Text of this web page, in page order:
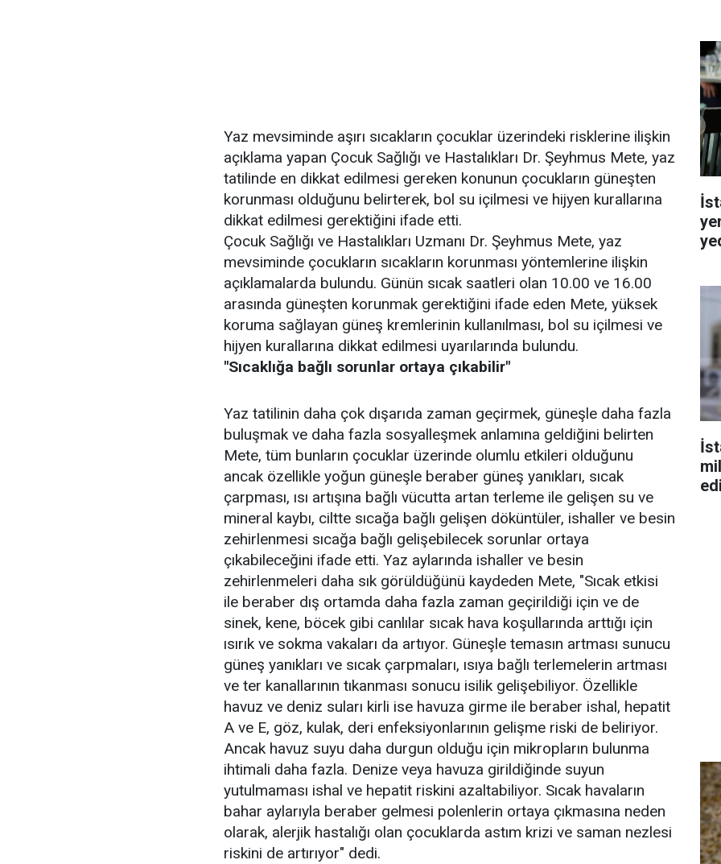
Yaz mevsiminde aşırı sıcakların çocuklar üzerindeki risklerine ilişkin
açıklama yapan Çocuk Sağlığı ve Hastalıkları Dr. Şeyhmus Mete, yaz
tatilinde en dikkat edilmesi gereken konunun çocukların güneşten
korunması olduğunu belirterek, bol su içilmesi ve hijyen kurallarına
dikkat edilmesi gerektiğini ifade etti.
Çocuk Sağlığı ve Hastalıkları Uzmanı Dr. Şeyhmus Mete, yaz
mevsiminde çocukların sıcakların korunması yöntemlerine ilişkin
açıklamalarda bulundu. Günün sıcak saatleri olan 10.00 ve 16.00
arasında güneşten korunmak gerektiğini ifade eden Mete, yüksek
koruma sağlayan güneş kremlerinin kullanılması, bol su içilmesi ve
hijyen kurallarına dikkat edilmesi uyarılarında bulundu.
"Sıcaklığa bağlı sorunlar ortaya çıkabilir"
Yaz tatilinin daha çok dışarıda zaman geçirmek, güneşle daha fazla
buluşmak ve daha fazla sosyalleşmek anlamına geldiğini belirten
Mete, tüm bunların çocuklar üzerinde olumlu etkileri olduğunu
ancak özellikle yoğun güneşle beraber güneş yanıkları, sıcak
çarpması, ısı artışına bağlı vücutta artan terleme ile gelişen su ve
mineral kaybı, ciltte sıcağa bağlı gelişen döküntüler, ishaller ve besin
zehirlenmesi sıcağa bağlı gelişebilecek sorunlar ortaya
çıkabileceğini ifade etti. Yaz aylarında ishaller ve besin
zehirlenmeleri daha sık görüldüğünü kaydeden Mete, "Sıcak etkisi
ile beraber dış ortamda daha fazla zaman geçirildiği için ve de
sinek, kene, böcek gibi canlılar sıcak hava koşullarında arttığı için
ısırık ve sokma vakaları da artıyor. Güneşle temasın artması sunucu
güneş yanıkları ve sıcak çarpmaları, ısıya bağlı terlemelerin artması
ve ter kanallarının tıkanması sonucu isilik gelişebiliyor. Özellikle
havuz ve deniz suları kirli ise havuza girme ile beraber ishal, hepatit
A ve E, göz, kulak, deri enfeksiyonlarının gelişme riski de beliriyor.
Ancak havuz suyu daha durgun olduğu için mikropların bulunma
ihtimali daha fazla. Denize veya havuza girildiğinde suyun
yutulmaması ishal ve hepatit riskini azaltabiliyor. Sıcak havaların
bahar aylarıyla beraber gelmesi polenlerin ortaya çıkmasına neden
olarak, alerjik hastalığı olan çocuklarda astım krizi ve saman nezlesi
riskini de artırıyor" dedi.